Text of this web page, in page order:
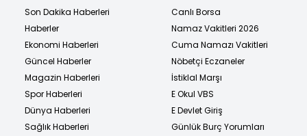
Son Dakika Haberleri
Haberler
Ekonomi Haberleri
Güncel Haberler
Magazin Haberleri
Spor Haberleri
Dünya Haberleri
Sağlık Haberleri
Canlı Borsa
Namaz Vakitleri 2026
Cuma Namazı Vakitleri
Nöbetçi Eczaneler
İstiklal Marşı
E Okul VBS
E Devlet Giriş
Günlük Burç Yorumları